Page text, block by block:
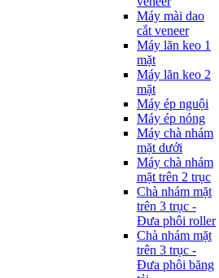
Máy mài dao
cắt veneer
Máy lăn keo 1
mặt
Máy lăn keo 2
mặt
Máy ép nguội
Máy ép nóng
Máy chà nhám
mặt dưới
Máy chà nhám
mặt trên 2 trục
Chà nhám mặt
trên 3 trục -
Đưa phôi roller
Chà nhám mặt
trên 3 trục -
Đưa phôi băng